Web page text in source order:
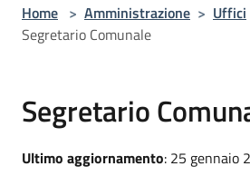
Home > Amministrazione > Uffici
Segretario Comunale
Segretario
Ultimo aggiornamento: 25 gennaio